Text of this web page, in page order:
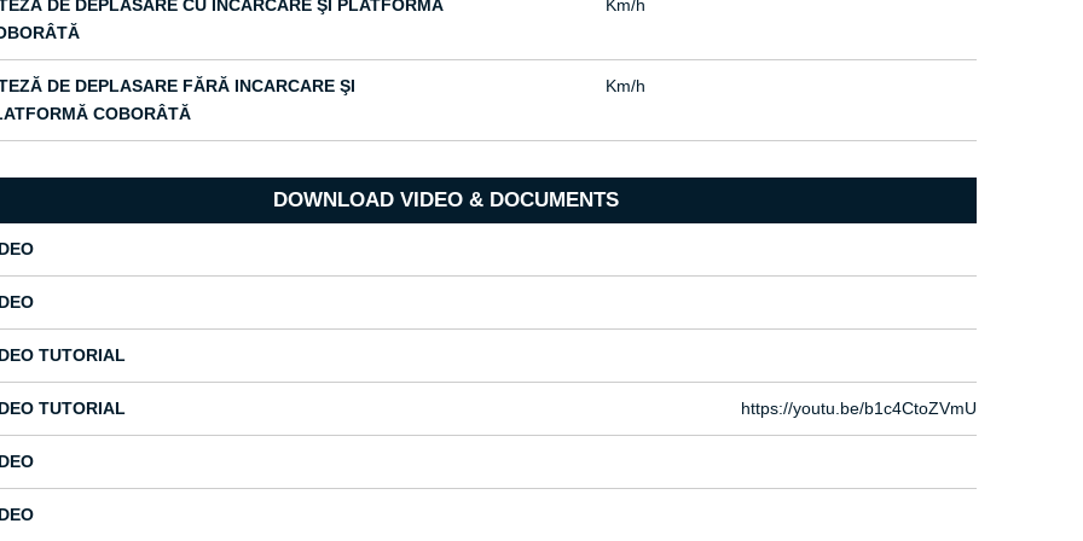
DE DEPLASARE CU INCARCARE ŞI PLATFORMĂ
Km/h
DE DEPLASARE FĂRĂ INCARCARE ŞI
COBORÂTĂ
Km/h
DOWNLOAD VIDEO & DOCUMENTS
TUTORIAL
TUTORIAL https://youtu.be/b1c4CtoZVmU